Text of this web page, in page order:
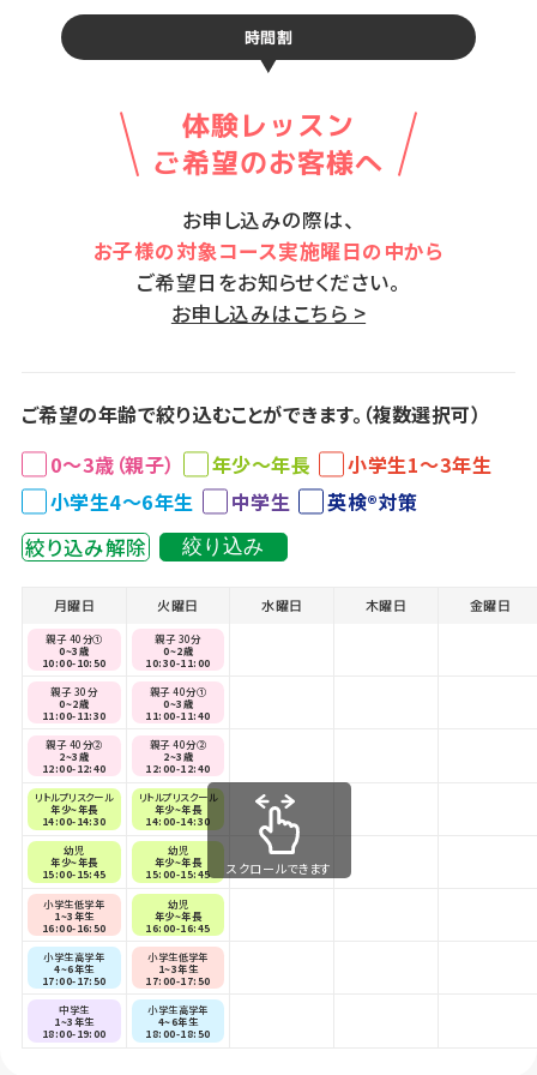
時間割
体験レッスン
ご希望のお客様へ
お申し込みの際は、
お子様の対象コース実施曜日の中から
ご希望日をお知らせください。
お申し込みはこちら >
ご希望の年齢で絞り込むことができます。（複数選択可）
0～3歳（親子）
年少～年長
小学生1～3年生
小学生4～6年生
中学生
英検®対策
絞り込み解除
絞り込み
月曜日
親子 40分①
0~3歳
10:00-10:50
親子 30分
0~2歳
11:00-11:30
親子 40分②
2~3歳
12:00-12:40
リトルプリスクール
年少~年長
14:00-14:30
幼児
年少~年長
15:00-15:45
小学生低学年
1~3年生
16:00-16:50
小学生高学年
4~6年生
17:00-17:50
中学生
1~3年生
18:00-19:00
火曜日
親子 30分
0~2歳
10:30-11:00
親子 40分①
0~3歳
11:00-11:40
親子 40分②
2~3歳
12:00-12:40
リトルプリスクール
年少~年長
14:00-14:30
幼児
年少~年長
15:00-15:45
幼児
年少~年長
16:00-16:45
小学生低学年
1~3年生
17:00-17:50
小学生高学年
4~6年生
18:00-18:50
水曜日 木曜日 金曜日
スクロールできます